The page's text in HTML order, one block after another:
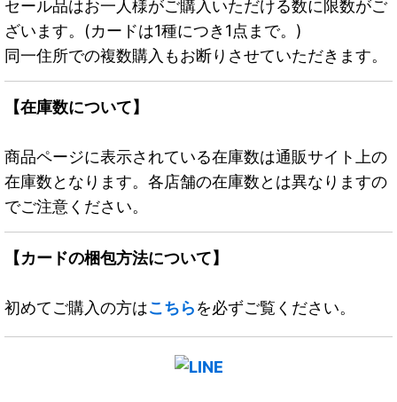
セール品はお一人様がご購入いただける数に限数がご
ざいます。(カードは1種につき1点まで。)
同一住所での複数購入もお断りさせていただきます。
【在庫数について】
商品ページに表示されている在庫数は通販サイト上の
在庫数となります。各店舗の在庫数とは異なりますの
でご注意ください。
【カードの梱包方法について】
初めてご購入の方はこちらを必ずご覧ください。